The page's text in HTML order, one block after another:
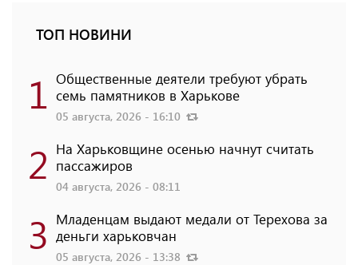
ТОП НОВИНИ
1 Общественные деятели требуют убрать
семь памятников в Харькове
05 августа, 2026 - 16:10
2 На Харьковщине осенью начнут считать
пассажиров
04 августа, 2026 - 08:11
3 Младенцам выдают медали от Терехова за
деньги харьковчан
05 августа, 2026 - 13:38